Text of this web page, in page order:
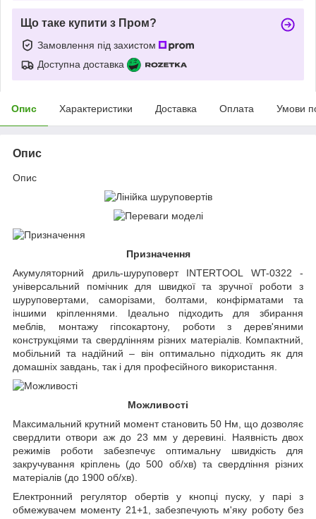
Що таке купити з Пром?
Замовлення під захистом
Доступна доставка
Опис Характеристики Доставка Оплата Умови
Опис
Опис
Призначення
Акумуляторний дриль-шуруповерт INTERTOOL WT-0322 -
універсальний помічник для швидкої та зручної роботи з
шуруповертами, саморізами, болтами, конфірматами та
іншими кріпленнями. Ідеально підходить для збирання
меблів, монтажу гіпсокартону, роботи з дерев'яними
конструкціями та свердлінням різних матеріалів. Компактний,
мобільний та надійний – він оптимально підходить як для
домашніх завдань, так і для професійного використання.
Можливості
Максимальний крутний момент становить 50 Нм, що дозволяє
свердлити отвори аж до 23 мм у деревині. Наявність двох
режимів роботи забезпечує оптимальну швидкість для
закручування кріплень (до 500 об/хв) та свердління різних
матеріалів (до 1900 об/хв).
Електронний регулятор обертів у кнопці пуску, у парі з
обмежувачем моменту 21+1, забезпечують м'яку роботу без